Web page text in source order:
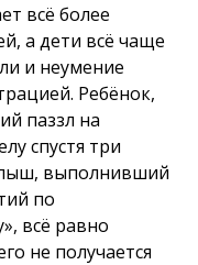
всё более
а дети всё чаще
и неумение
Ребёнок,
паззл на
спустя три
выполнивший
по
всё равно
не получается